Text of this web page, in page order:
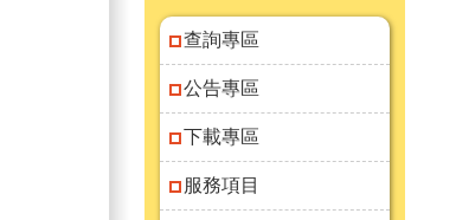
查詢專區
公告專區
下載專區
服務項目